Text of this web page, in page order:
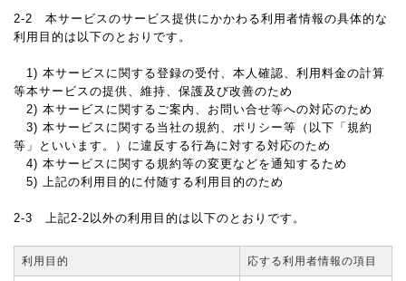
2-2 本サービスのサービス提供にかかわる利用者情報の具体的な
利用目的は以下のとおりです。
1) 本サービスに関する登録の受付、本人確認、利用料金の計算
等本サービスの提供、維持、保護及び改善のため
2) 本サービスに関するご案内、お問い合せ等への対応のため
3) 本サービスに関する当社の規約、ポリシー等（以下「規約
等」といいます。）に違反する行為に対する対応のため
4) 本サービスに関する規約等の変更などを通知するため
5) 上記の利用目的に付随する利用目的のため
2-3 上記2-2以外の利用目的は以下のとおりです。
利用目的 応する利用者情報の項目